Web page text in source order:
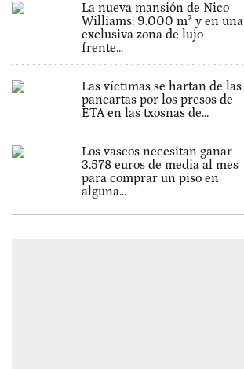
La nueva mansión de Nico
Williams: 9.000 m² y en una
exclusiva zona de lujo
frente...
Las víctimas se hartan de las
pancartas por los presos de
ETA en las txosnas de...
Los vascos necesitan ganar
3.578 euros de media al mes
para comprar un piso en
alguna...